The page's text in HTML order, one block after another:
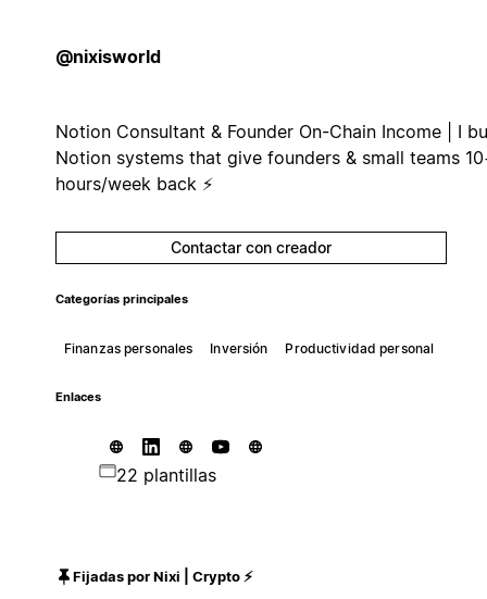
@nixisworld
Notion Consultant & Founder On-Chain Income | I
Notion systems that give founders & small teams
hours/week back ⚡
Contactar con creador
Categorías principales
Finanzas personales Inversión Productividad personal
Enlaces
22 plantillas
Fijadas por Nixi | Crypto ⚡